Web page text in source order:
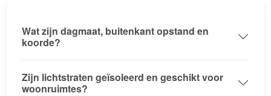
Wat zijn dagmaat, buitenkant opstand en
koorde?
Zijn lichtstraten geïsoleerd en geschikt voor
woonruimtes?